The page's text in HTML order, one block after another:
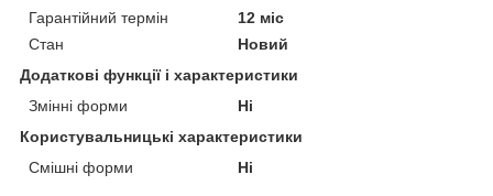
Гарантійний термін
12 міс
Стан
Новий
Додаткові функції і характеристики
Змінні форми
Ні
Користувальницькі характеристики
Смішні форми
Ні